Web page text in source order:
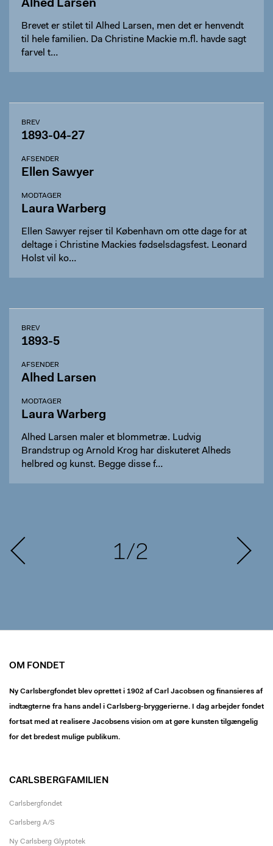
Alhed Larsen
Brevet er stilet til Alhed Larsen, men det er henvendt
til hele familien. Da Christine Mackie m.fl. havde sagt
farvel t…
BREV
1893-04-27
AFSENDER
Ellen Sawyer
MODTAGER
Laura Warberg
Ellen Sawyer rejser til København om otte dage for at
deltage i Christine Mackies fødselsdagsfest. Leonard
Holst vil ko…
BREV
1893-5
AFSENDER
Alhed Larsen
MODTAGER
Laura Warberg
Alhed Larsen maler et blommetræ. Ludvig
Brandstrup og Arnold Krog har diskuteret Alheds
helbred og kunst. Begge disse f…
1/2
OM FONDET
Ny Carlsbergfondet blev oprettet i 1902 af Carl Jacobsen og finansieres af
indtægterne fra hans andel i Carlsberg-bryggerierne. I dag arbejder fondet
fortsat med at realisere Jacobsens vision om at gøre kunsten tilgængelig
for det bredest mulige publikum.
CARLSBERGFAMILIEN
Carlsbergfondet
Carlsberg A/S
Ny Carlsberg Glyptotek